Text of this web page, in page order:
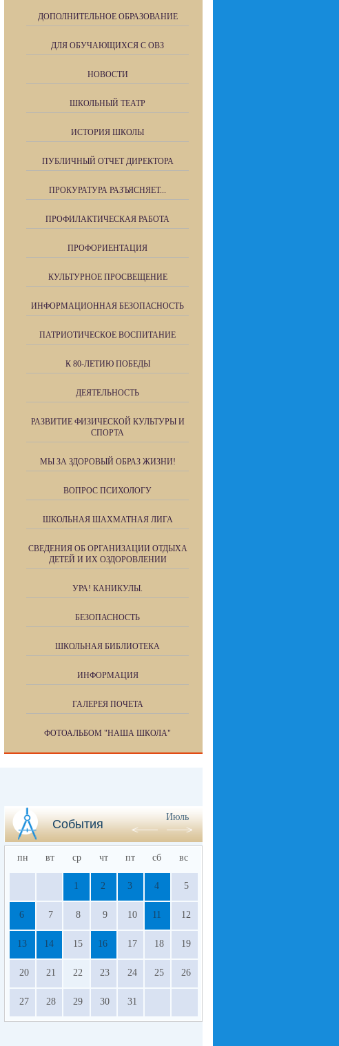
ДОПОЛНИТЕЛЬНОЕ ОБРАЗОВАНИЕ
ДЛЯ ОБУЧАЮЩИХСЯ С ОВЗ
НОВОСТИ
ШКОЛЬНЫЙ ТЕАТР
ИСТОРИЯ ШКОЛЫ
ПУБЛИЧНЫЙ ОТЧЕТ ДИРЕКТОРА
ПРОКУРАТУРА РАЗЪЯСНЯЕТ...
ПРОФИЛАКТИЧЕСКАЯ РАБОТА
ПРОФОРИЕНТАЦИЯ
КУЛЬТУРНОЕ ПРОСВЕЩЕНИЕ
ИНФОРМАЦИОННАЯ БЕЗОПАСНОСТЬ
ПАТРИОТИЧЕСКОЕ ВОСПИТАНИЕ
К 80-ЛЕТИЮ ПОБЕДЫ
ДЕЯТЕЛЬНОСТЬ
РАЗВИТИЕ ФИЗИЧЕСКОЙ КУЛЬТУРЫ И
СПОРТА
МЫ ЗА ЗДОРОВЫЙ ОБРАЗ ЖИЗНИ!
ВОПРОС ПСИХОЛОГУ
ШКОЛЬНАЯ ШАХМАТНАЯ ЛИГА
СВЕДЕНИЯ ОБ ОРГАНИЗАЦИИ ОТДЫХА
ДЕТЕЙ И ИХ ОЗДОРОВЛЕНИИ
УРА! КАНИКУЛЫ.
БЕЗОПАСНОСТЬ
ШКОЛЬНАЯ БИБЛИОТЕКА
ИНФОРМАЦИЯ
ГАЛЕРЕЯ ПОЧЕТА
ФОТОАЛЬБОМ "НАША ШКОЛА"
События
Июль
пн вт ср чт пт сб вс
1 2 3 4 5
6 7 8 9 10 11 12
13 14 15 16 17 18 19
20 21 22 23 24 25 26
27 28 29 30 31